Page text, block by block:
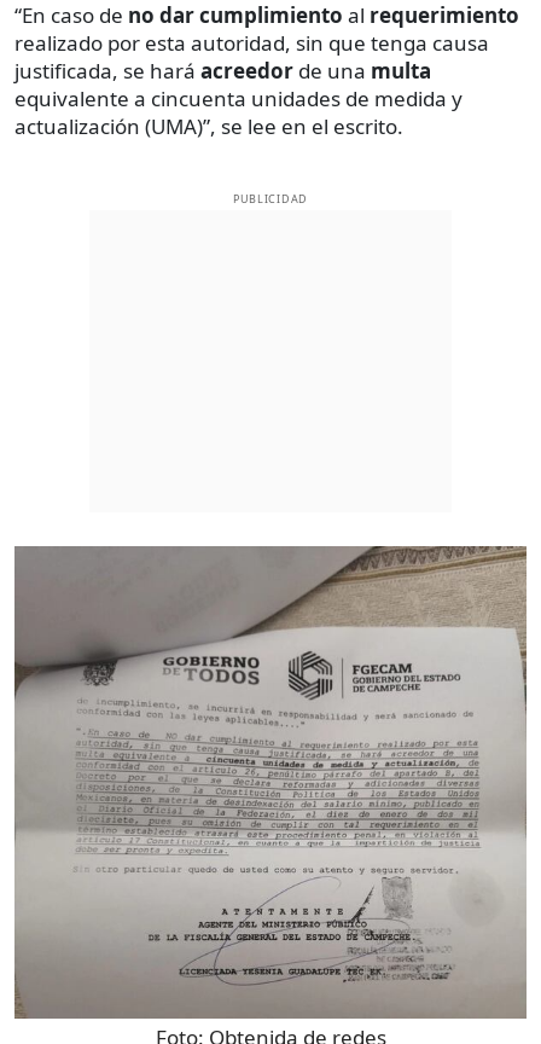
“En caso de no dar cumplimiento al requerimiento
realizado por esta autoridad, sin que tenga causa
justificada, se hará acreedor de una multa
equivalente a cincuenta unidades de medida y
actualización (UMA)”, se lee en el escrito.
PUBLICIDAD
Foto: Obtenida de redes